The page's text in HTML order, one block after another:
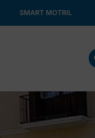
SMART MOTRIL